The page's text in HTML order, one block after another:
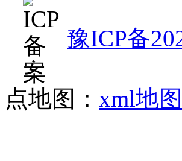
豫ICP备
点地图： xml地图